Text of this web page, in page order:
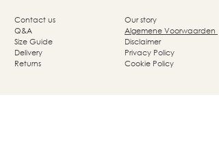
Our story
Algemene Voorwaarden
Disclaimer
Privacy Policy
Cookie Policy
Contact us
Q&A
Size Guide
Delivery
Returns